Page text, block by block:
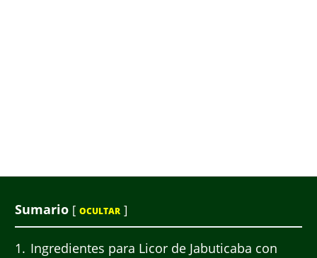
Sumario [ OCULTAR ]
1
Ingredientes para Licor de Jabuticaba con